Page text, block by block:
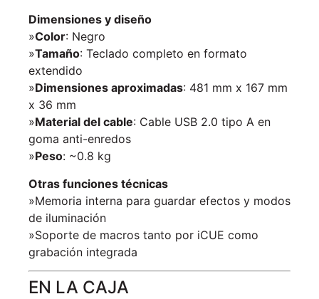
Dimensiones y diseño
»Color: Negro
»Tamaño: Teclado completo en formato
extendido
»Dimensiones aproximadas: 481 mm x 167 mm
x 36 mm
»Material del cable: Cable USB 2.0 tipo A en
goma anti-enredos
»Peso: ~0.8 kg
Otras funciones técnicas
»Memoria interna para guardar efectos y modos
de iluminación
»Soporte de macros tanto por iCUE como
grabación integrada
EN LA CAJA